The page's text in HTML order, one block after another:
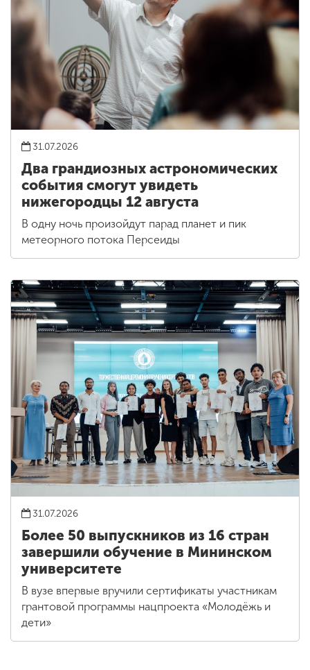
31.07.2026
Два грандиозных астрономических
события смогут увидеть
нижегородцы 12 августа
В одну ночь произойдут парад планет и пик
метеорного потока Персеиды
31.07.2026
Более 50 выпускников из 16 стран
завершили обучение в Мининском
университете
В вузе впервые вручили сертификаты участникам
грантовой программы нацпроекта «Молодёжь и
дети»